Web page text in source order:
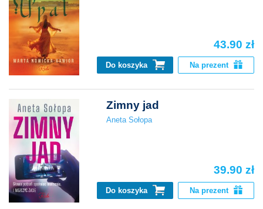
43.90 zł
Do koszyka Na prezent
Zimny jad
Aneta Sołopa
39.90 zł
Do koszyka Na prezent